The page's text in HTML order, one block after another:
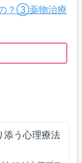
？③薬物治療
添う心理療法